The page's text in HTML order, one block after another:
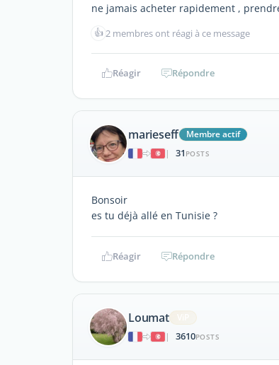
ne jamais acheter rapidement ,
👍2 membres ont réagi à ce message
Réagir Répondre
marieseff
Membre actif
|
31 POSTS
Bonsoir
es tu déjà allé en Tunisie ?
Réagir Répondre
Loumat
|
3610POSTS